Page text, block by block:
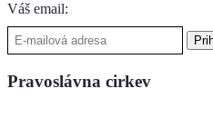
Váš email:
Pravoslávna cirkev